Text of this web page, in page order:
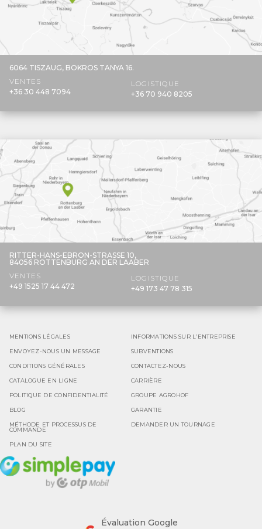
6064 TISZAUG, BOKROS TANYA 16.
VENTES
+36 30 448 7094
LOGISTIQUE
+36 70 940 8205
RITTER-HANS-EBRON-STRASSE 10,
84056 ROTTENBURG AN DER LAABER
VENTES
+49 1525 17 44 472
LOGISTIQUE
+49 173 47 78 315
MENTIONS LÉGALES INFORMATIONS SUR L’ENTREPRISE
ENVOYEZ-NOUS UN MESSAGE SUBVENTIONS
CONDITIONS GÉNÉRALES CONTACTEZ-NOUS
CATALOGUE EN LIGNE CARRIÈRE
POLITIQUE DE CONFIDENTIALITÉ GROUPE AGROHOF
BLOG GARANTIE
MÉTHODE ET PROCESSUS DE
COMMANDE
DEMANDER UN TOURNAGE
PLAN DU SITE
Évaluation Google